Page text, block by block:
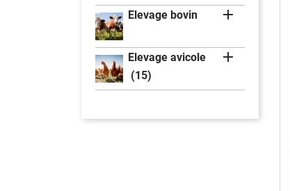
Elevage bovin 
Elevage avicole
(15)
